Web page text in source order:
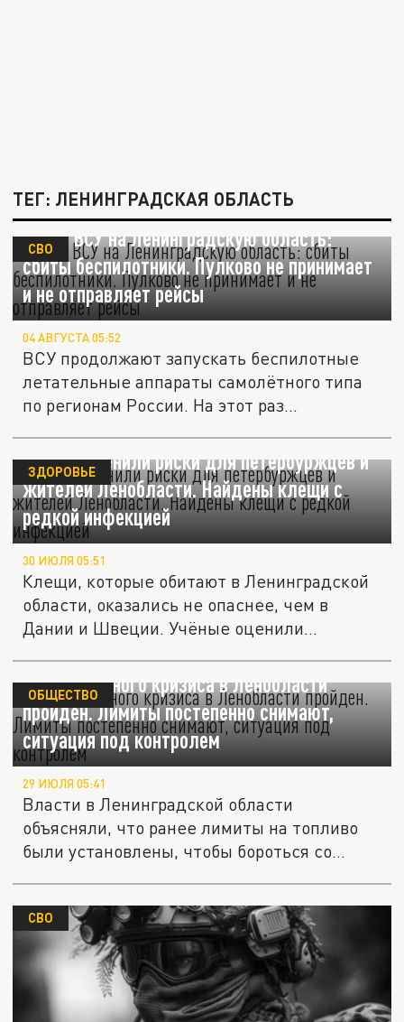
ТЕГ: ЛЕНИНГРАДСКАЯ ОБЛАСТЬ
Атака ВСУ на Ленинградскую область:
сбиты беспилотники. Пулково не принимает
и не отправляет рейсы
СВО
04 АВГУСТА 05:52
ВСУ продолжают запускать беспилотные
летательные аппараты самолётного типа
по регионам России. На этот раз...
Учёные оценили риски для петербуржцев и
жителей Ленобласти. Найдены клещи с
редкой инфекцией
ЗДОРОВЬЕ
30 ИЮЛЯ 05:51
Клещи, которые обитают в Ленинградской
области, оказались не опаснее, чем в
Дании и Швеции. Учёные оценили...
Пик топливного кризиса в Ленобласти
пройден. Лимиты постепенно снимают,
ситуация под контролем
ОБЩЕСТВО
29 ИЮЛЯ 05:41
Власти в Ленинградской области
объясняли, что ранее лимиты на топливо
были установлены, чтобы бороться со...
СВО